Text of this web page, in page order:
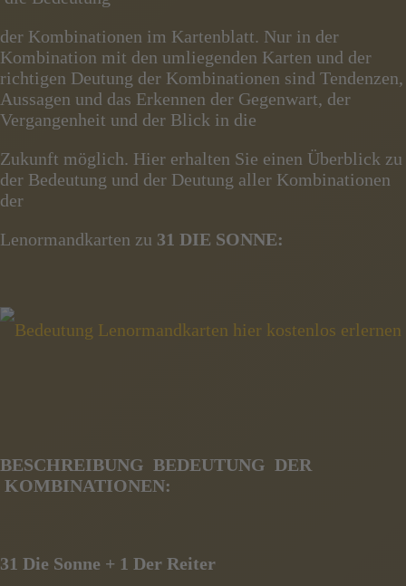
der Kombinationen im Kartenblatt. Nur in der
Kombination mit den umliegenden Karten und der
richtigen Deutung der Kombinationen sind Tendenzen,
Aussagen und das Erkennen der Gegenwart, der
Vergangenheit und der Blick in die
Zukunft möglich. Hier erhalten Sie einen Überblick zu
der Bedeutung und der Deutung aller Kombinationen
der
Lenormandkarten zu 31 DIE SONNE:
BESCHREIBUNG BEDEUTUNG DER
KOMBINATIONEN:
31 Die Sonne + 1 Der Reiter